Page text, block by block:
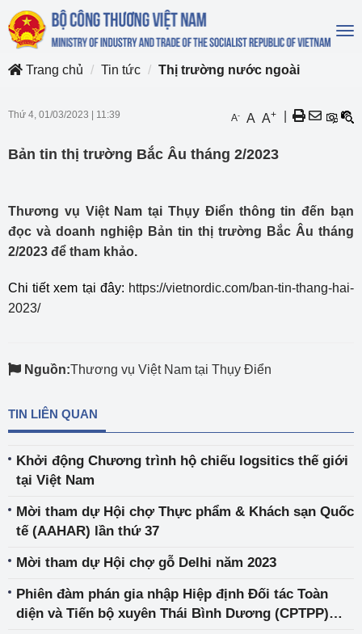
Trang chủ
Tin tức Thị trường nước ngoài
Thứ 4, 01/03/2023 11:39 A- A A+
Bản tin thị trường Bắc Âu tháng 2/2023
Thương vụ Việt Nam tại Thụy Điển thông tin đến bạn
đọc và doanh nghiệp Bản tin thị trường Bắc Âu tháng
2/2023 để tham khảo.
Chi tiết xem tại đây: https://vietnordic.com/ban-tin-thang-hai-
2023/
Nguồn:Thương vụ Việt Nam tại Thụy Điển
TIN LIÊN QUAN
Khởi động Chương trình hộ chiếu logsitics thế giới
tại Việt Nam
Mời tham dự Hội chợ Thực phẩm & Khách sạn Quốc
tế (AAHAR) lần thứ 37
Mời tham dự Hội chợ gỗ Delhi năm 2023
Phiên đàm phán gia nhập Hiệp định Đối tác Toàn
diện và Tiến bộ xuyên Thái Bình Dương (CPTPP)